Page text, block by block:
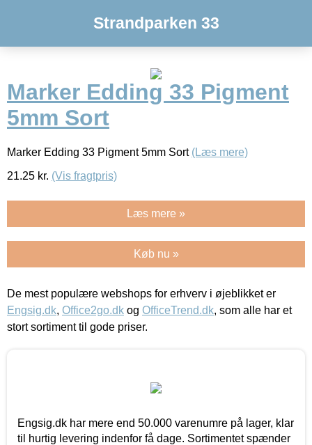
Strandparken 33
Marker Edding 33 Pigment
5mm Sort
Marker Edding 33 Pigment 5mm Sort (Læs mere)
21.25 kr. (Vis fragtpris)
Læs mere »
Køb nu »
De mest populære webshops for erhverv i øjeblikket er
Engsig.dk, Office2go.dk og OfficeTrend.dk, som alle har et
stort sortiment til gode priser.
Engsig.dk har mere end 50.000 varenumre på lager, klar
til hurtig levering indenfor få dage. Sortimentet spænder